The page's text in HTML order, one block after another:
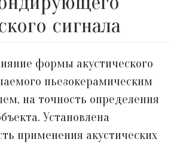
сигнала
формы акустического
пьезокерамическим
на точность определения
Установлена
применения акустических